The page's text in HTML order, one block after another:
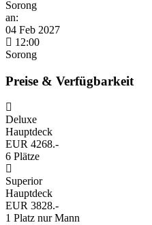
Sorong
an:
04 Feb 2027
12:00
Sorong
Preise & Verfügbarkeit
Deluxe
Hauptdeck
EUR 4268.-
6 Plätze
Superior
Hauptdeck
EUR 3828.-
1 Platz nur Mann